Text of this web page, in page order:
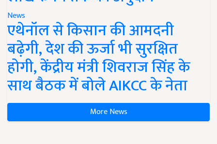
News
एथेनॉल से किसान की आमदनी
बढ़ेगी, देश की ऊर्जा भी सुरक्षित
होगी, केंद्रीय मंत्री शिवराज सिंह के
साथ बैठक में बोले AIKCC के नेता
More News